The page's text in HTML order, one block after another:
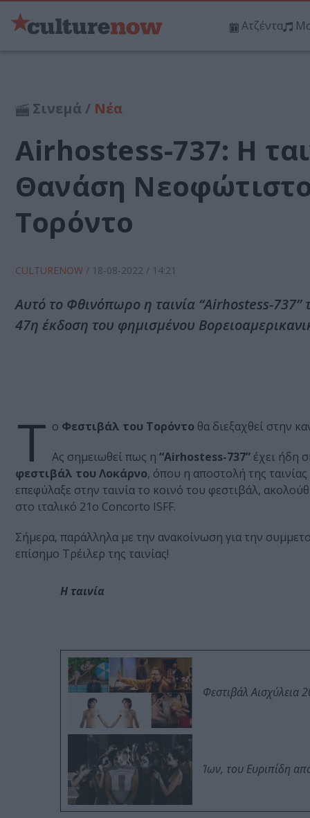
Ατζέντα
Σινεμά / Νέα
Airhostess-737: Η
Θανάση
Τορόντο
CULTURENOW / 18-08-2022 / 14:21
Αυτό το Φθινόπωρο η ταινία “Airhostess-
47η έκδοση του φημισμένου
Τ ο Φεστιβάλ του Τορόντο θα διεξαχθεί στην
Ας σημειωθεί πως η “Airhostess-737” έχει ήδη
φεστιβάλ του Λοκάρνο, όπου η αποστολή της
επεφύλαξε στην ταινία το κοινό του φεστιβάλ,
στο ιταλικό 21o Concorto ISFF.
Σήμερα, παράλληλα με την ανακοίνωση για την
επίσημο Τρέιλερ της ταινίας!
Η ταινία
Φεστιβάλ Αισχύλεια
Ίων, του Ευριπίδη